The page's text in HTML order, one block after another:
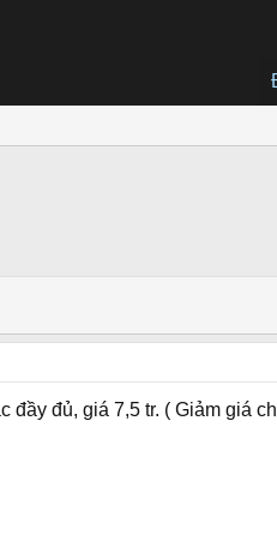
đủ, giá 7,5 tr. ( Giảm giá